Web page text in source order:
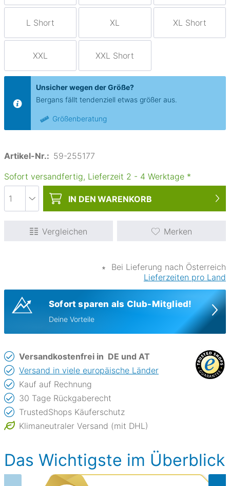
L Short XL XL Short
XXL XXL Short
Unsicher wegen der Größe?
Bergans fällt tendenziell etwas größer aus.
Größenberatung
Artikel-Nr.: 59-255177
Sofort versandfertig, Lieferzeit 2 - 4 Werktage *
IN DEN WARENKORB
Vergleichen Merken
∗
Bei Lieferung nach Österreich
Lieferzeiten pro Land
Sofort sparen als Club-Mitglied!
Deine Vorteile
Versandkostenfrei in DE und AT
Versand in viele europäische Länder
Kauf auf Rechnung
30 Tage Rückgaberecht
TrustedShops Käuferschutz
Klimaneutraler Versand (mit DHL)
Das Wichtigste im Überblick